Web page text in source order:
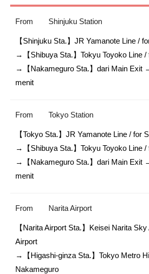
From Shinjuku Station
【Shinjuku Sta.】JR Yamanote Line /
→【Shibuya Sta.】Tokyu Toyoko Line /
→【Nakameguro Sta.】dari Main Exit
menit
From Tokyo Station
【Tokyo Sta.】JR Yamanote Line / for
→【Shibuya Sta.】Tokyu Toyoko Line /
→【Nakameguro Sta.】dari Main Exit
menit
From Narita Airport
【Narita Airport Sta.】Keisei Narita
Airport
→【Higashi-ginza Sta.】Tokyo Metro
Nakameguro